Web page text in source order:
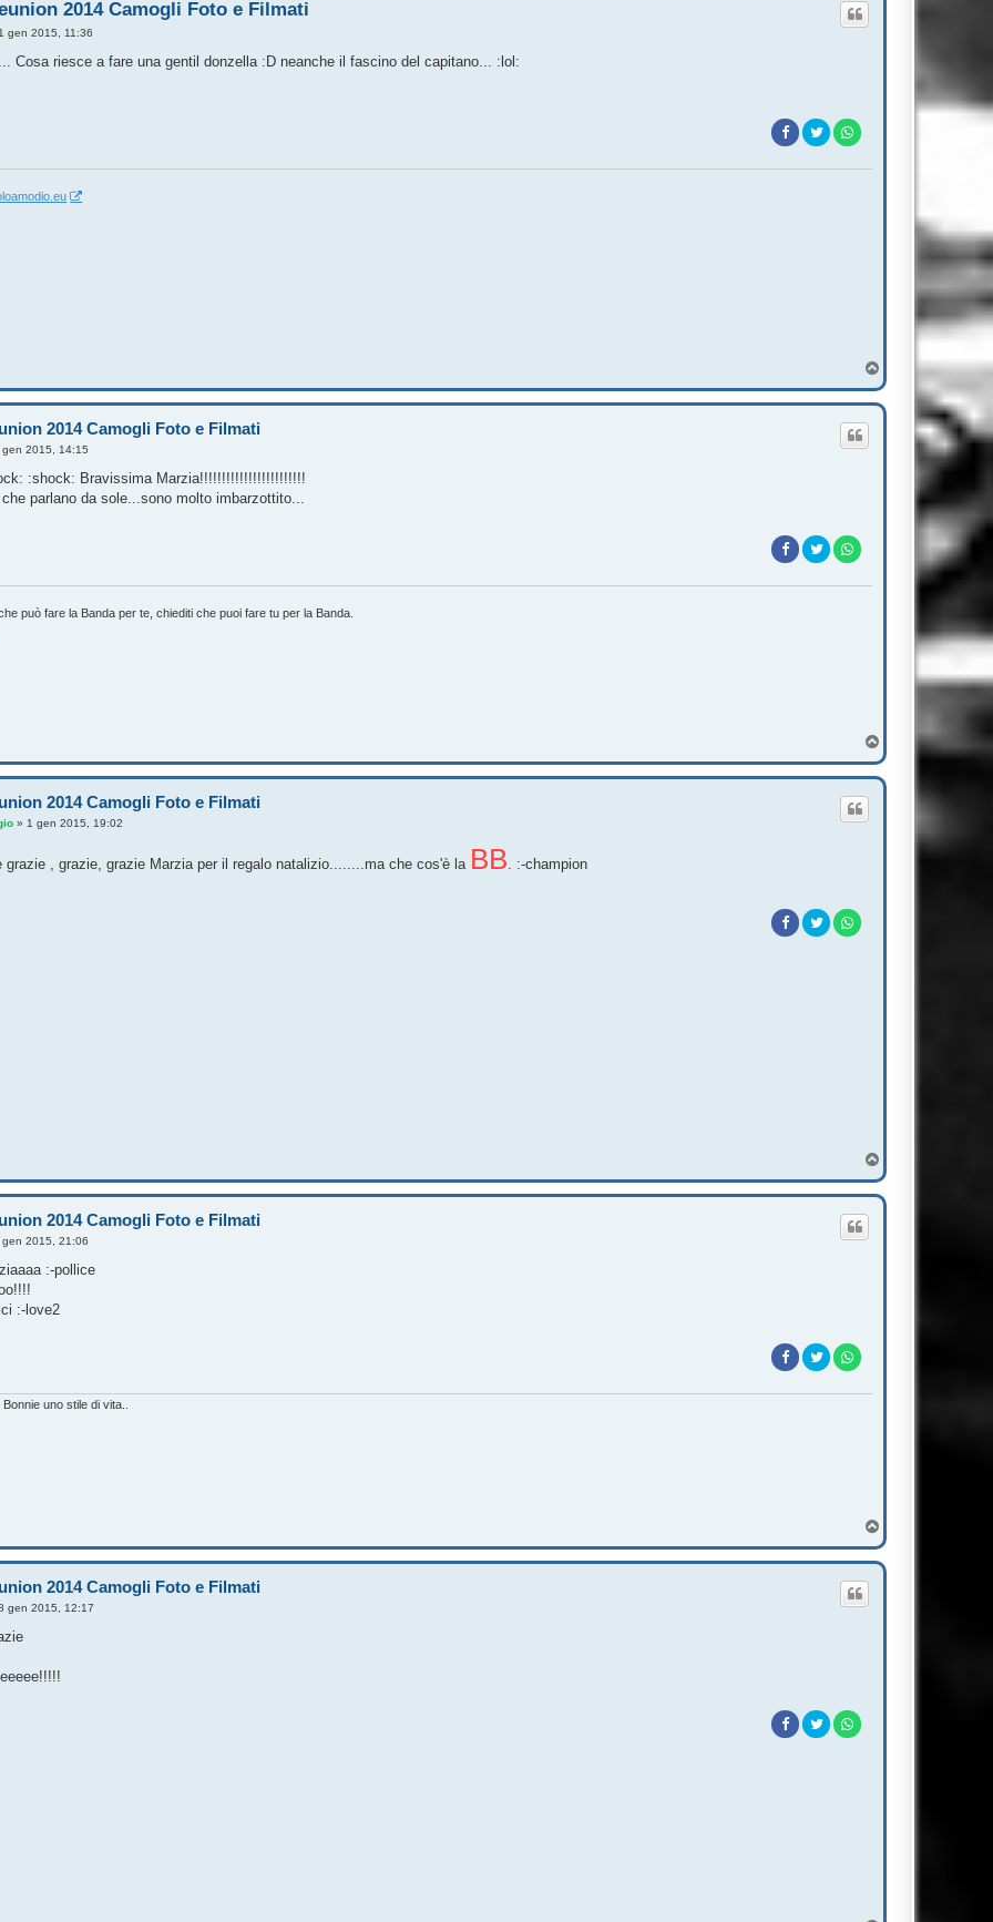
2014 Camogli Foto e Filmati
1 gen 2015, 11:36
Cosa riesce a fare una gentil donzella :D neanche il fascino del capitano... :lol:
o
2014 Camogli Foto e Filmati
gen 2015, 14:15
:shock: Bravissima Marzia!!!!!!!!!!!!!!!!!!!!!!!!
parlano da sole...sono molto imbarzottito...
può fare la Banda per te, chiediti che puoi fare tu per la Banda.
o
2014 Camogli Foto e Filmati
» 1 gen 2015, 19:02
grazie , grazie, grazie Marzia per il regalo natalizio........ma che cos'è la BB. :-champion
o
2014 Camogli Foto e Filmati
gen 2015, 21:06
:-pollice
:-love2
uno stile di vita..
o
2014 Camogli Foto e Filmati
gen 2015, 12:17